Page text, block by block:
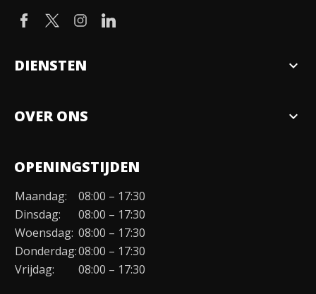
DIENSTEN expand_more
OVER ONS expand_more
Organisatie
Duurzaamheid
Werken bij
Contact
OPENINGSTIJDEN
Maandag:
08:00 – 17:30
Dinsdag:
08:00 – 17:30
Woensdag: 08:00 – 17:30
Donderdag:08:00 – 17:30
Vrijdag:
08:00 – 17:30